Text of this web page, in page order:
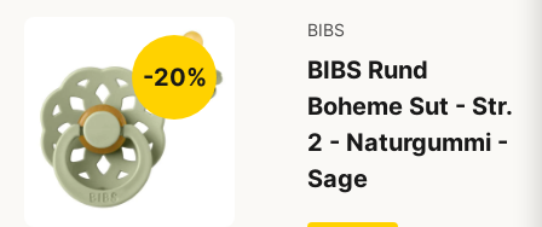
-20%
BIBS
BIBS Rund
Boheme Sut - Str.
2 - Naturgummi -
Sage